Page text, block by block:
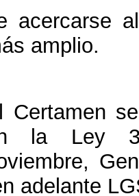
acercarse
amplio.
Certamen
la Ley
adelante